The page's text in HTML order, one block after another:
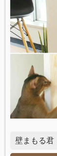
壁まもる君